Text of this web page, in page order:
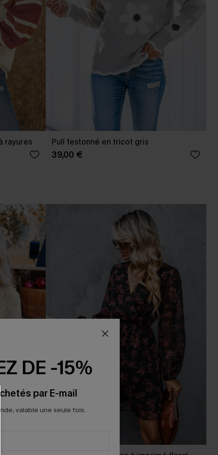
rayures Pull festonné en tricot gris
39,00 €
DE -15%
par E-mail
valable une seule fois.